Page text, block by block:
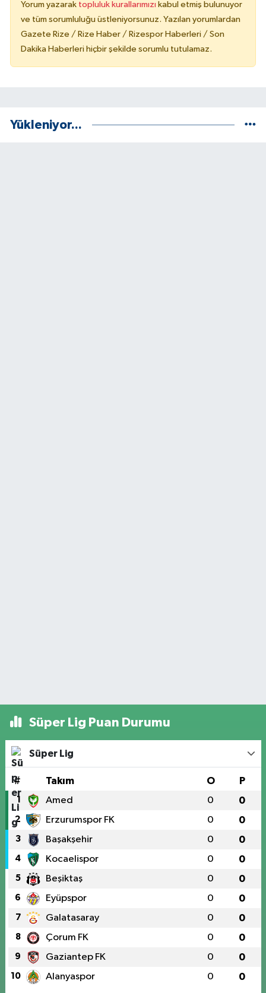
Yorum yazarak topluluk kurallarımızı kabul etmiş bulunuyor
ve tüm sorumluluğu üstleniyorsunuz. Yazılan yorumlardan
Gazete Rize / Rize Haber / Rizespor Haberleri / Son
Dakika Haberleri hiçbir şekilde sorumlu tutulamaz.
Yükleniyor...
Süper Lig Puan Durumu
Süper Lig
# Takım O P
1 Amed 0 0
2 Erzurumspor FK 0 0
3 Başakşehir 0 0
4 Kocaelispor 0 0
5 Beşiktaş 0 0
6 Eyüpspor 0 0
7 Galatasaray 0 0
8 Çorum FK 0 0
9 Gaziantep FK 0 0
10 Alanyaspor 0 0